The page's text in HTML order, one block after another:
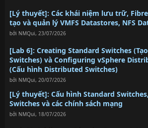
[Lý thuyết]: Các khái niệm lưu trữ, Fibre
tạo và quản lý VMFS Datastores, NFS
bởi NMQui, 23/07/2026
[Lab 6]: Creating Standard Switches
Switches) và Configuring vSphere
(Cấu hình Distributed Switches)
bởi NMQui, 20/07/2026
[Lý thuyết]: Cấu hình Standard
Switches và các chính sách mạng
bởi NMQui, 18/07/2026